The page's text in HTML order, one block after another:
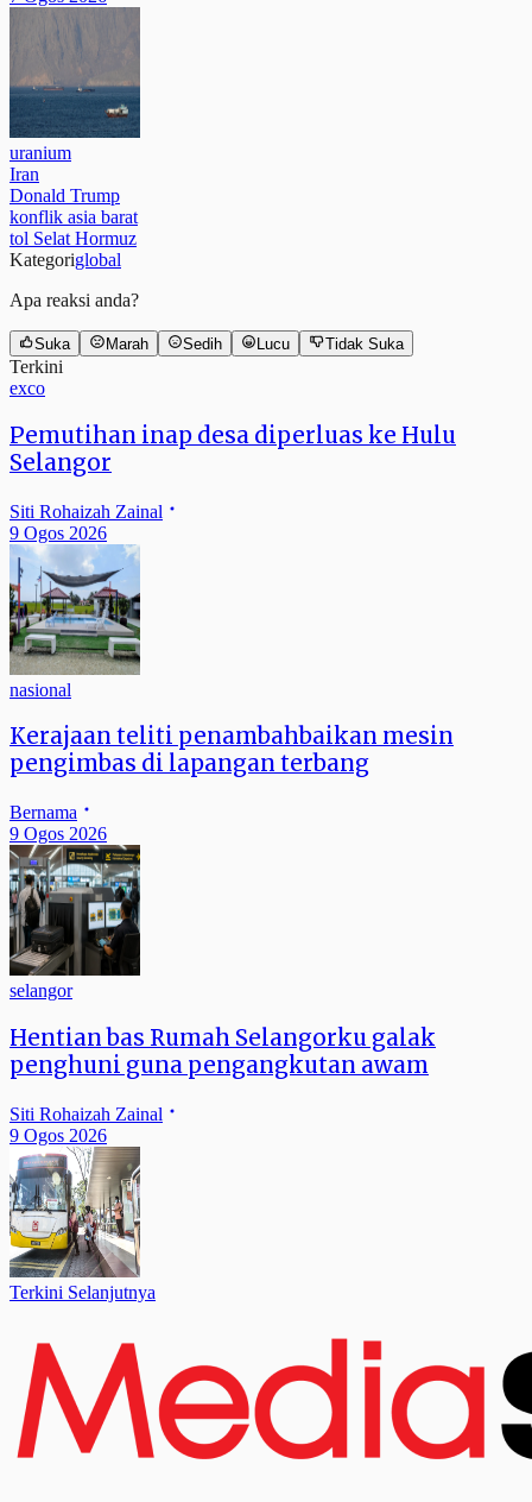
uranium
Iran
Donald Trump
konflik asia barat
tol Selat Hormuz
Kategoriglobal
Apa reaksi anda?
Suka Marah Sedih Lucu Tidak Suka
Terkini
exco
Pemutihan inap desa diperluas ke Hulu
Selangor
Siti Rohaizah Zainal
9 Ogos 2026
nasional
Kerajaan teliti penambahbaikan mesin
pengimbas di lapangan terbang
Bernama
9 Ogos 2026
selangor
Hentian bas Rumah Selangorku galak
penghuni guna pengangkutan awam
Siti Rohaizah Zainal
9 Ogos 2026
Terkini Selanjutnya